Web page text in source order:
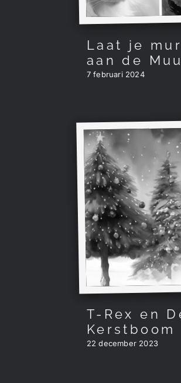
Laat je
aan de
7 februari 2024
T-Rex en
Kerstboom
22 december 2023